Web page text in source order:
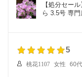
【処分セー
ら 3.5号 専門
5
桃花1107 女性 60代